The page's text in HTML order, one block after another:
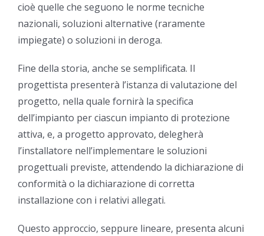
cioè quelle che seguono le norme tecniche
nazionali, soluzioni alternative (raramente
impiegate) o soluzioni in deroga.
Fine della storia, anche se semplificata. Il
progettista presenterà l’istanza di valutazione del
progetto, nella quale fornirà la specifica
dell’impianto per ciascun impianto di protezione
attiva, e, a progetto approvato, delegherà
l’installatore nell’implementare le soluzioni
progettuali previste, attendendo la dichiarazione di
conformità o la dichiarazione di corretta
installazione con i relativi allegati.
Questo approccio, seppure lineare, presenta alcuni